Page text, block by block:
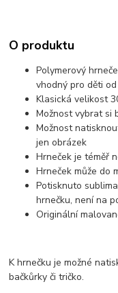
O produktu
Polymerový
vhodný pro děti
Klasická velikost
Možnost vybrat si
Možnost
jen obrázek
Hrneček je téměř
Hrneček může do
Potisknuto
hrnečku, není na
Originální
K hrnečku je možné
bačkůrky či tričko.